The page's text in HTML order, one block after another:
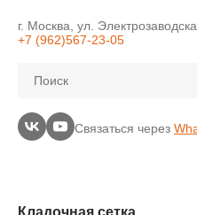
г. Москва, ул.
+7 (962)567-23-05
Поиск
Связаться через
Кладочная сетка